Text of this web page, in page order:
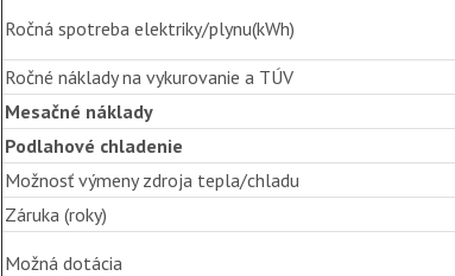
Ročná spotreba elektriky/plynu(kWh)
Ročné náklady na vykurovanie a TÚV
Mesačné náklady
Podlahové chladenie
Možnosť výmeny zdroja tepla/chladu
Záruka (roky)
Možná dotácia